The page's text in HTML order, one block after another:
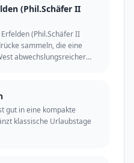
(Phil.Schäfer II
(Phil.Schäfer II
sammeln, die eine
abwechslungsreicher
gut in eine kompakte
klassische Urlaubstage